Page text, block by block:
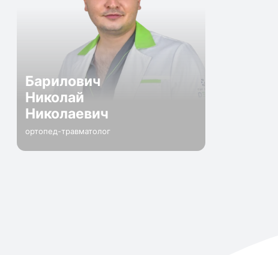
Барилович
Николай
Николаевич
ортопед-травматолог